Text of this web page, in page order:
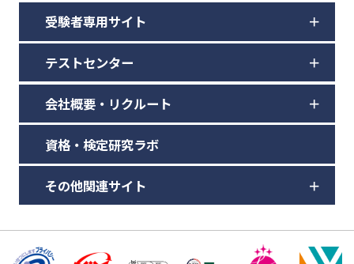
受験者専用サイト
テストセンター
会社概要・リクルート
資格・検定研究ラボ
その他関連サイト